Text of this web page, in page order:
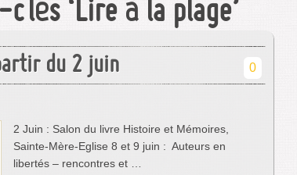
‘Lire à la plage’
du 2 juin 0
2 Juin : Salon du livre Histoire et Mémoires,
Sainte-Mère-Eglise 8 et 9 juin : Auteurs en
libertés – rencontres et …